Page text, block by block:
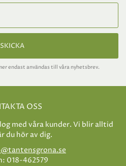
SKICKA
endast användas till våra nyhetsbrev.
OSS
med våra kunder. Vi blir alltid
du hör av dig.
018-462579